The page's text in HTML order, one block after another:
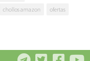
chollos amazon ofertas